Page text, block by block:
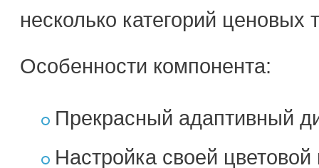
несколько категорий ценовых
Особенности компонента:
Прекрасный адаптивный
Настройка своей